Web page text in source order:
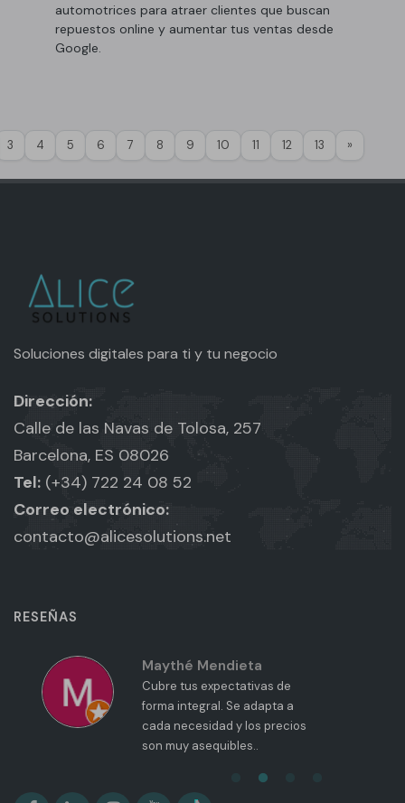
automotrices para atraer clientes que buscan
repuestos online y aumentar tus ventas desde
Google.
3 4 5 6 7 8 9 10 11 12 13 »
Soluciones digitales para ti y tu negocio
Dirección:
Calle de las Navas de Tolosa, 257
Barcelona, ES 08026
Tel: (+34) 722 24 08 52
Correo electrónico:
contacto@alicesolutions.net
RESEÑAS
Maythé Mendieta
Cubre tus expectativas de
forma integral. Se adapta a
cada necesidad y los precios
son muy asequibles..